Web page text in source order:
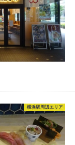
横浜駅周辺エリア